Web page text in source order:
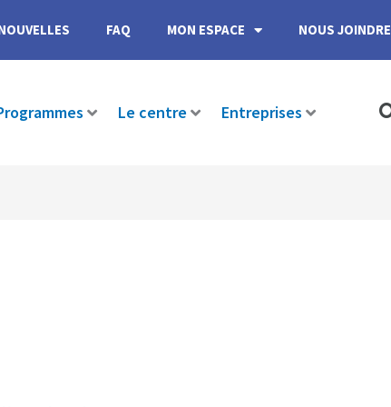
FAQ MON ESPACE NOUS JOINDRE
Le centre Entreprises